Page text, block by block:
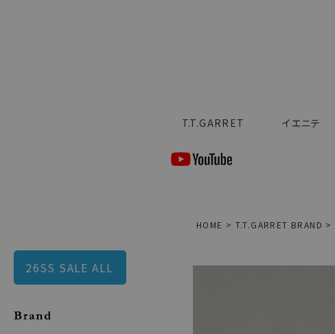
T.T.GARRET イエニテ
26SS SALE ALL
HOME T.T.GARRET BRAND